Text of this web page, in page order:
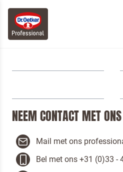
NEEM CONTACT MET
Mail met ons
Bel met ons +31 (0)33 -